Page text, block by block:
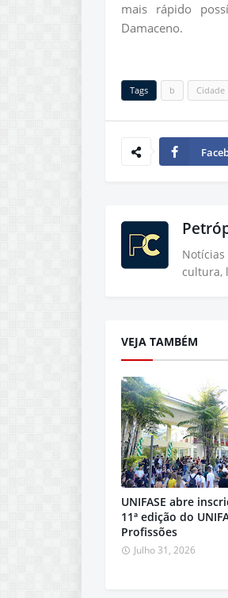
mais rápido
Damaceno.
Tags b Cidade
cultura,
VEJA TAMBÉM
UNIFASE abre
11ª edição do
Profissões
Julho 31, 2026